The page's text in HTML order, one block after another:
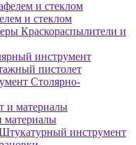
и стеклом
Краскораспылители и
инструмент
пистолет
Столярно-
инструмент